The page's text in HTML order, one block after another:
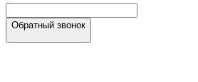
Обратный звонок